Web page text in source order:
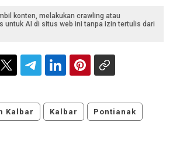
konten, melakukan crawling atau
untuk AI di situs web ini tanpa izin tertulis dari
Kalbar Kalbar Pontianak